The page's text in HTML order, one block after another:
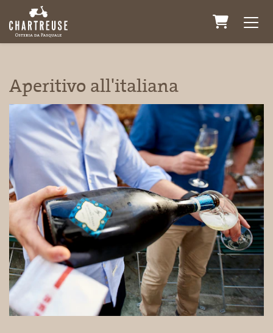
Aperitivo all'italiana